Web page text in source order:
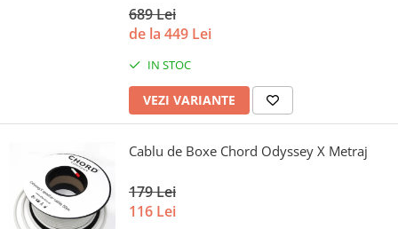
689 Lei
de la 449 Lei
IN STOC
VEZI VARIANTE
Cablu de Boxe Chord Odyssey X Metraj
179 Lei
116 Lei